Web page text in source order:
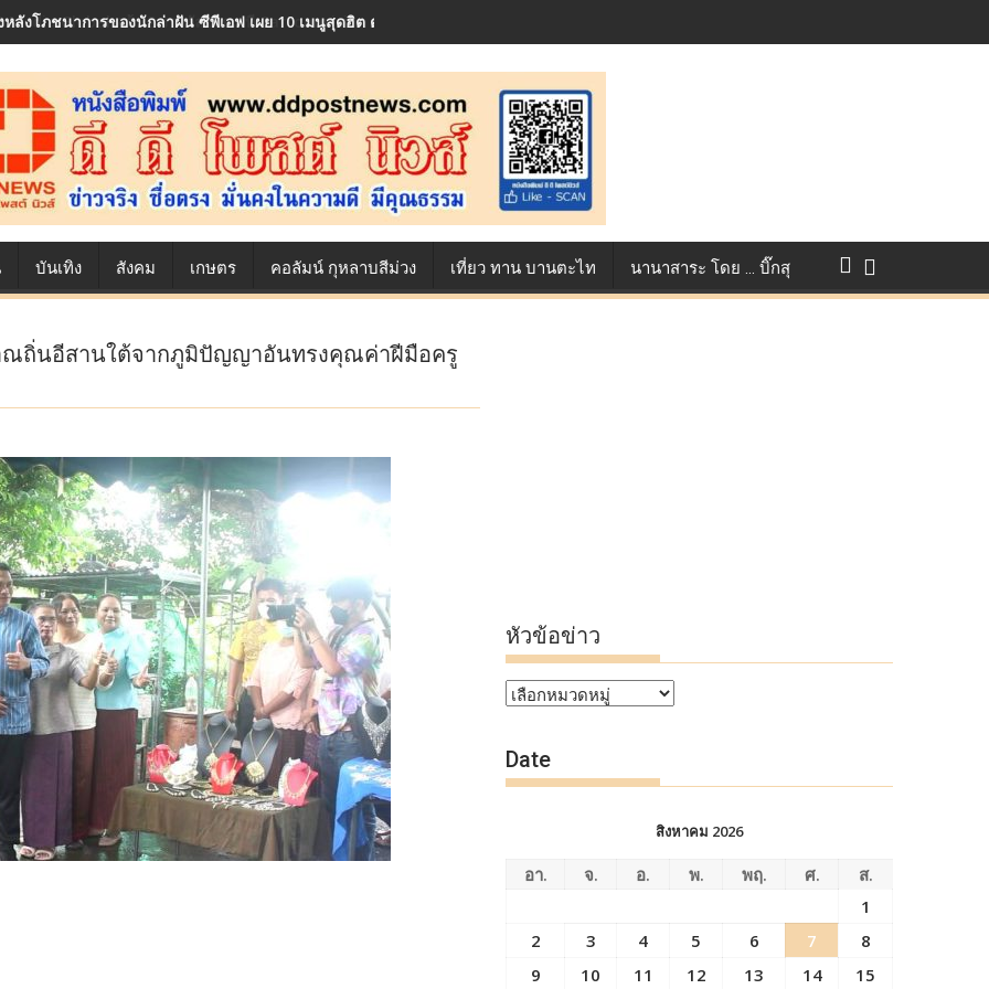
หลังโภชนาการของนักล่าฝัน ซีพีเอฟ เผย 10 เมนูสุดฮิต ตลอดเส้นทางการแข่งขัน True AF 2026 :
บันเทิง สังคม เกษตร คอลัมน์ กุหลาบสีม่วง เที่ยว ทาน บานตะไท นานาสาระ โดย … บิ๊กสุ
ถิ่นอีสานใต้จากภูมิปัญญาอันทรงคุณค่าฝีมือครู
หัวข้อข่าว
หัวข้อ
Date
สิงหาคม 2026
อา. จ. อ. พ. พฤ. ศ.
ส.
1
2
3 4 5 6 7
8
9
10 11 12 13 14
15